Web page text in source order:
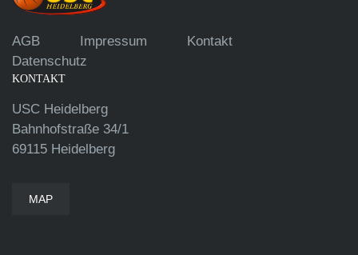
AGB Impressum
Kontakt
Datenschutz
KONTAKT
USC Heidelberg
Bahnhofstraße 34/1
69115 Heidelberg
MAP